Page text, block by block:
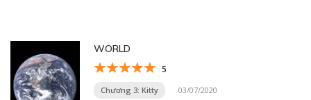
WORLD
5
Chương 3: Kitty 03/07/2020